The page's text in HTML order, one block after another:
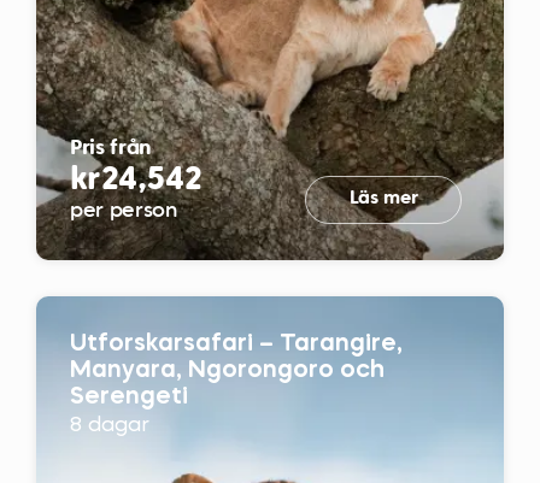
Pris från
kr24,542
per person
Läs mer
Utforskarsafari – Tarangire,
Manyara, Ngorongoro och
Serengeti
8 dagar